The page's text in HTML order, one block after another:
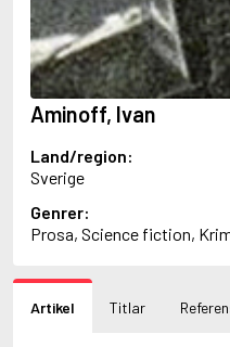
Akunin, Boris
Alfredson, Hans
Alfredsson, Karin
Allan, Barbara
Allan, John B.
Allbeury, Ted
Allende, Isabel
Allingham, Margery
Alsterdal, Tove
Alving, Fanny
Amdrup, Erik
Aminoff, Ivan
Land/region:
Sverige
Genrer:
Prosa, Science fiction,
Artikel Titlar